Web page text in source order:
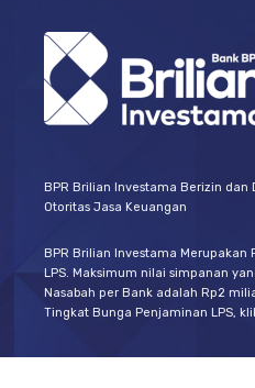
BPR Brilian Investama Berizin dan
Otoritas Jasa Keuangan
BPR Brilian Investama Merupakan
LPS. Maksimum nilai simpanan
Nasabah per Bank adalah Rp2
Tingkat Bunga Penjaminan LPS,